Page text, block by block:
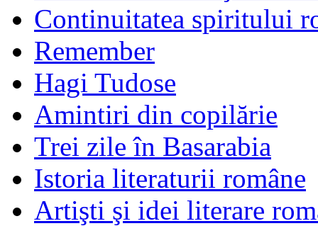
Continuitatea spiritului
Remember
Hagi Tudose
Amintiri din copilărie
Trei zile în Basarabia
Istoria literaturii române
Artişti şi idei literare